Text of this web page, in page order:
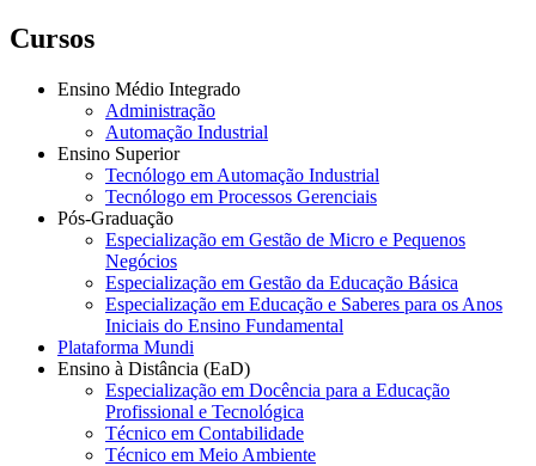
Cursos
Ensino Médio Integrado
Administração
Automação Industrial
Ensino Superior
Tecnólogo em Automação Industrial
Tecnólogo em Processos Gerenciais
Pós-Graduação
Especialização em Gestão de Micro e Pequenos
Negócios
Especialização em Gestão da Educação Básica
Especialização em Educação e Saberes para os Anos
Iniciais do Ensino Fundamental
Plataforma Mundi
Ensino à Distância (EaD)
Especialização em Docência para a Educação
Profissional e Tecnológica
Técnico em Contabilidade
Técnico em Meio Ambiente